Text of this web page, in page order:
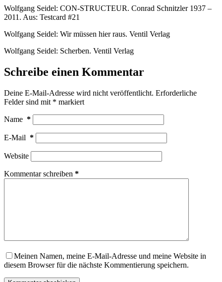
Wolfgang Seidel: CON-STRUCTEUR. Conrad Schnitzler 1937 –
2011. Aus: Testcard #21
Wolfgang Seidel: Wir müssen hier raus. Ventil Verlag
Wolfgang Seidel: Scherben. Ventil Verlag
Schreibe einen Kommentar
Deine E-Mail-Adresse wird nicht veröffentlicht. Erforderliche
Felder sind mit * markiert
Name *
E-Mail *
Website
Kommentar schreiben *
Meinen Namen, meine E-Mail-Adresse und meine Website in
diesem Browser für die nächste Kommentierung speichern.